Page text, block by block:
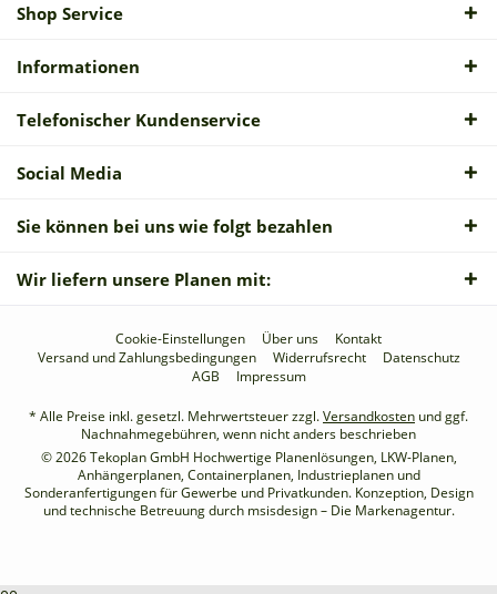
Shop Service
Informationen
Telefonischer Kundenservice
Social Media
Sie können bei uns wie folgt bezahlen
Wir liefern unsere Planen mit:
Cookie-Einstellungen Über uns
Kontakt
Versand und Zahlungsbedingungen
Widerrufsrecht
Datenschutz
AGB
Impressum
* Alle Preise inkl. gesetzl. Mehrwertsteuer zzgl.Versandkosten und ggf.
Nachnahmegebühren, wenn nicht anders beschrieben
© 2026 Tekoplan GmbH Hochwertige Planenlösungen, LKW-Planen,
Anhängerplanen, Containerplanen, Industrieplanen und
Sonderanfertigungen für Gewerbe und Privatkunden. Konzeption, Design
und technische Betreuung durch msisdesign – Die Markenagentur.